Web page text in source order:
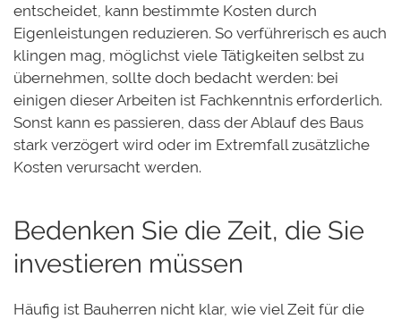
entscheidet, kann bestimmte Kosten durch
Eigenleistungen reduzieren. So verführerisch es auch
klingen mag, möglichst viele Tätigkeiten selbst zu
übernehmen, sollte doch bedacht werden: bei
einigen dieser Arbeiten ist Fachkenntnis erforderlich.
Sonst kann es passieren, dass der Ablauf des Baus
stark verzögert wird oder im Extremfall zusätzliche
Kosten verursacht werden.
Bedenken Sie die Zeit, die Sie
investieren müssen
Häufig ist Bauherren nicht klar, wie viel Zeit für die